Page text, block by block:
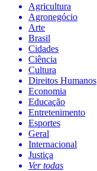
Agricultura
Agronegócio
Arte
Brasil
Cidades
Ciência
Cultura
Direitos Humanos
Economia
Educação
Entretenimento
Esportes
Geral
Internacional
Justiça
Ver todas